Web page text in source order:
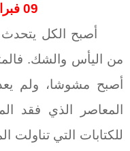
09 فبراير 2019
أصبح الكل يتحدث
من اليأس والشك.
أصبح مشوشا، ولم
المعاصر الذي فقد
للكتابات التي تناولت